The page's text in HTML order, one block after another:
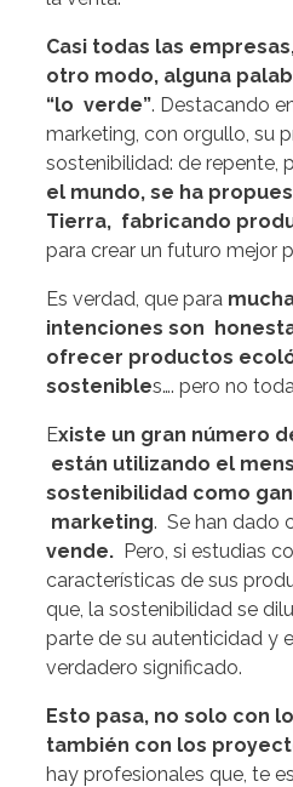
Casi todas las
otro modo, alguna
“lo verde”. Destacando
marketing, con orgullo, su
sostenibilidad: de repente, p
el mundo, se ha
Tierra, fabricando
para crear un futuro mejor
Es verdad, que para
intenciones son
ofrecer productos
sostenibles…. pero no
Existe un gran número
están utilizando el
sostenibilidad como
marketing. Se han dado
vende. Pero, si estudias
características de sus
que, la sostenibilidad se
parte de su autenticidad y
verdadero significado.
Esto pasa, no solo con
también con los
hay profesionales que, te